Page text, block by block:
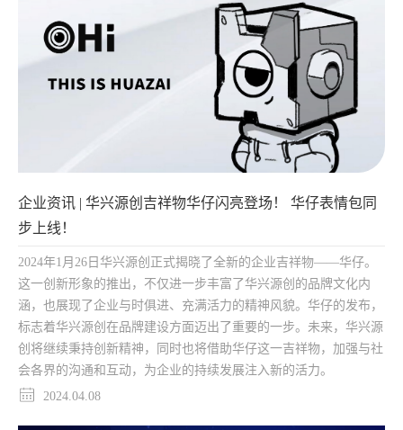
企业资讯 | 华兴源创吉祥物华仔闪亮登场！ 华仔表情包同
步上线！
2024年1月26日华兴源创正式揭晓了全新的企业吉祥物——华仔。
这一创新形象的推出，不仅进一步丰富了华兴源创的品牌文化内
涵，也展现了企业与时俱进、充满活力的精神风貌。华仔的发布，
标志着华兴源创在品牌建设方面迈出了重要的一步。未来，华兴源
创将继续秉持创新精神，同时也将借助华仔这一吉祥物，加强与社
会各界的沟通和互动，为企业的持续发展注入新的活力。
2024.04.08